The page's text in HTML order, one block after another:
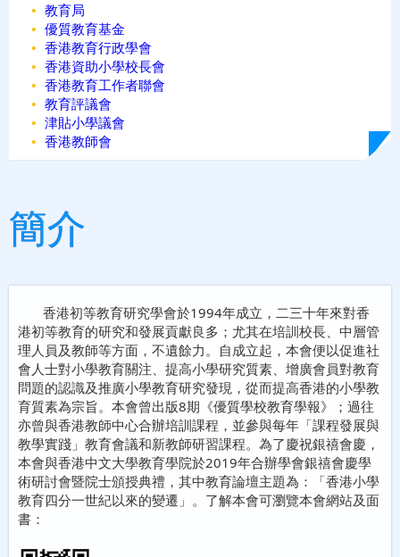
04/01/2023
04/01/2023
學校文化的建立：動靜
教育局
優質教育基金
香港教育行政學會
香港資助小學校長會
香港教育工作者聯會
教育評議會
津貼小學議會
香港教師會
簡介
香港初等教育研究學會於1994年成立，二三十年來對香
港初等教育的研究和發展貢獻良多；尤其在培訓校長、中層管
理人員及教師等方面，不遺餘力。自成立起，本會便以促進社
會人士對小學教育關注、提高小學研究質素、增廣會員對教育
問題的認識及推廣小學教育研究發現，從而提高香港的小學教
育質素為宗旨。本會曾出版8期《優質學校教育學報》；過往
亦曾與香港教師中心合辦培訓課程，並參與每年「課程發展與
教學實踐」教育會議和新教師研習課程。為了慶祝銀禧會慶，
本會與香港中文大學教育學院於2019年合辦學會銀禧會慶學
術研討會暨院士頒授典禮，其中教育論壇主題為：「香港小學
教育四分一世紀以來的變遷」。了解本會可瀏覽本會網站及面
書：